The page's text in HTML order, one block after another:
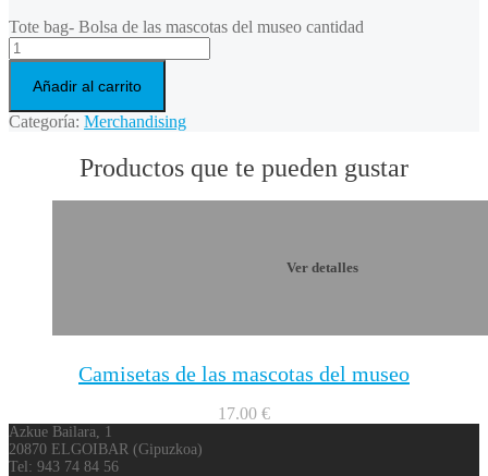
Tote bag- Bolsa de las mascotas del museo cantidad
Añadir al carrito
Categoría: Merchandising
Productos que te pueden gustar
Ver detalles
Camisetas de las mascotas del museo
17.00 €
Azkue Bailara, 1
20870 ELGOIBAR (Gipuzkoa)
Tel: 943 74 84 56